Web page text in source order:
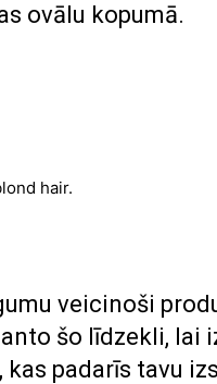
ovālu kopumā.
veicinoši
šo līdzekli, lai
padarīs tavu